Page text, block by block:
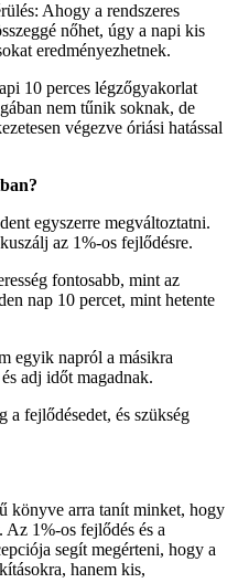
Ahogy a rendszeres
nőhet, úgy a napi kis
eredményezhetnek.
10 perces légzőgyakorlat
nem tűnik soknak, de
végezve óriási hatással
egyszerre megváltoztatni.
az 1%-os fejlődésre.
fontosabb, mint az
nap 10 percet, mint hetente
egyik napról a másikra
adj időt magadnak.
fejlődésedet, és szükség
könyve arra tanít minket, hogy
Az 1%-os fejlődés és a
segít megérteni, hogy a
hanem kis,